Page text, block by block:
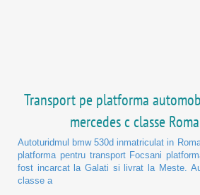
Transport pe platforma
mercedes c classe
Autoturidmul bmw 530d inmatriculat in
platforma pentru transport Focsani
fost incarcat la Galati si livrat la Meste.
classe a